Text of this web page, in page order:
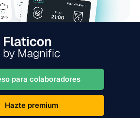
para colaboradores
Hazte premium